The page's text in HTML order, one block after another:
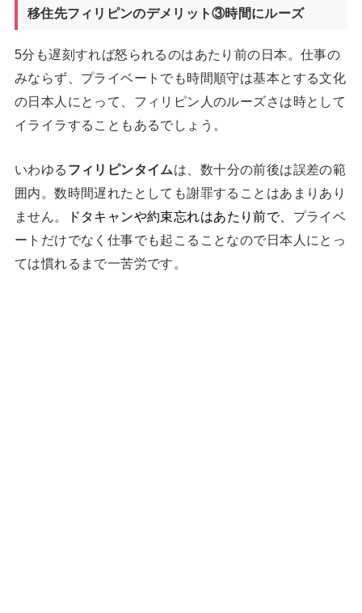
移住先フィリピンのデメリット③時間にルーズ
5分も遅刻すれば怒られるのはあたり前の日本。仕事の
みならず、プライベートでも時間順守は基本とする文化
の日本人にとって、フィリピン人のルーズさは時として
イライラすることもあるでしょう。
いわゆる フィリピンタイムは、数十分の前後は誤差の範
囲内。数時間遅れたとしても謝罪することはあまりあり
ません。
ドタキャンや約束忘れはあたり前で、 プライベ
ートだけでなく仕事でも起こることなので日本人にとっ
ては慣れるまで一苦労です。